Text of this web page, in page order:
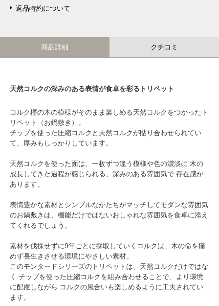
返品特約について
商品詳細 クチコミ
天然コルクの深みのある表情が食卓を彩るトリペット
コルク樫の木の模様がそのまま楽しめる天然コルクをつかったト
リペット（お鍋敷き）。
チップを使った圧縮コルクと天然コルクが貼り合わせられてい
て、厚みもしっかりしています。
天然コルクを使った面は、一枚ずつ違う模様や色の濃淡に 木の
成長してきた過程が感じられる、深みのある雰囲気で 存在感が
あります。
表情豊かな素材とシンプルなかたちがマッチしてモダンな雰囲気
のお鍋敷きは、機能だけではないおしゃれな雰囲気を食卓に添え
てくれるでしょう。
素材を伐採せずに9年ごとに採取していくコルクは、木の命を痛
めず長生きさせる環境にやさしい素材。
このモンタードシリーズのトリペットは、天然コルクだけではな
く チップを使った圧縮コルクを組み合わせることで、より環境
に配慮しながら コルクの風合いも楽しめるように工夫されてい
ます。